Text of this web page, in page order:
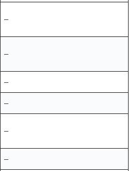
–
–
–
–
–
–